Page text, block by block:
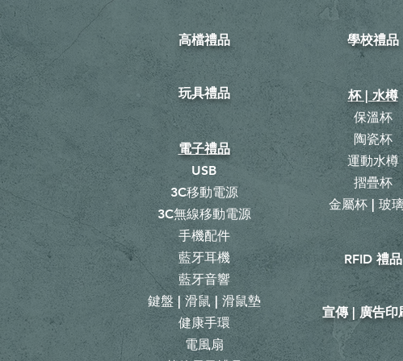
學校禮品
杯 | 水樽
保溫杯
陶瓷杯
運動水樽
摺疊杯
金屬杯 | 玻
RFID 禮品
宣傳 | 廣告印
高檔禮品
玩具禮品
電子禮品
USB
3C移動電源
3C無線移動電源
手機配件
藍牙耳機
藍牙音響
鍵盤 | 滑鼠 | 滑鼠墊
健康手環
電風扇